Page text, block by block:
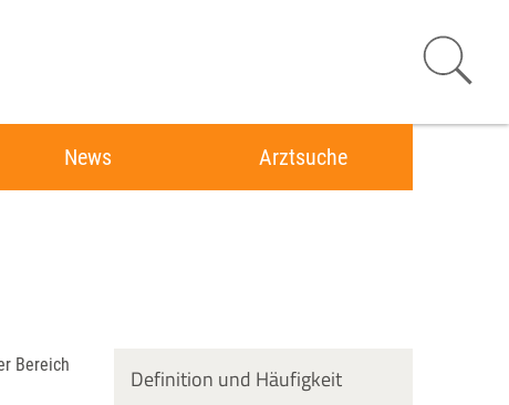
News Arztsuche
Definition und Häufigkeit
Bereich